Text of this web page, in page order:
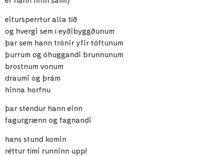
eitursperrtur alla tíð
og hvergi sem í eyðibyggðunum
þar sem hann trónir yfir tóftunum
þurrum og óhuggandi brunnunum
brostnum vonum
draumi og þrám
hinna horfnu
þar stendur hann einn
fagurgrænn og fagnandi
hans stund komin
réttur tími runninn upp!